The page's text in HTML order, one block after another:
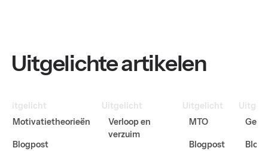
Uitgelichte artikelen
Uitgelicht
Motivatietheorieën
Blogpost
Uitgelicht
Verloop en
verzuim
Uitgelicht
MTO
Blogpost